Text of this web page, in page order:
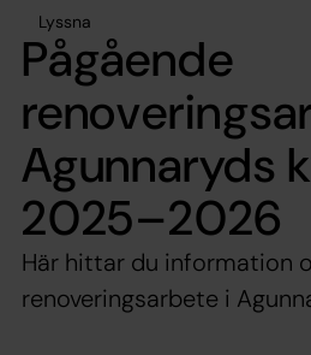
Lyssna
Pågående
Agunnaryds
2025–2026
Här hittar du information
renoveringsarbete i